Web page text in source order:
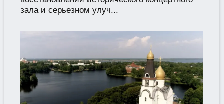
зала и серьезном улуч...